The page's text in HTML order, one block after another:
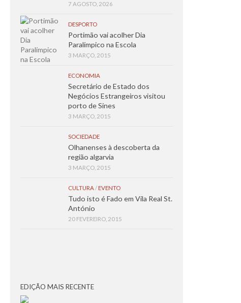
7 AGOSTO, 2026
DESPORTO
Portimão vai acolher Dia
Paralímpico na Escola
3 MARÇO, 2015
ECONOMIA
Secretário de Estado dos
Negócios Estrangeiros visitou
porto de Sines
3 MARÇO, 2015
SOCIEDADE
Olhanenses à descoberta da
região algarvia
3 MARÇO, 2015
CULTURA/ EVENTO
Tudo isto é Fado em Vila Real St.
António
20 FEVEREIRO, 2015
EDIÇÃO MAIS RECENTE